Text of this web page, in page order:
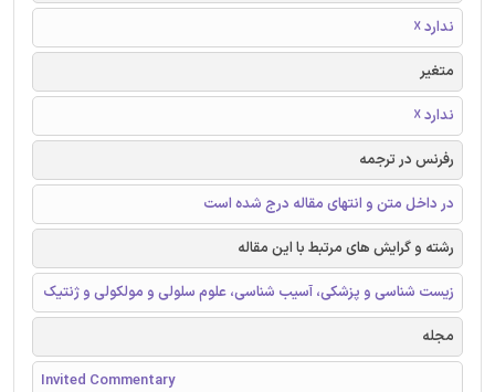
ندارد ☓
متغیر
ندارد ☓
رفرنس در ترجمه
در داخل متن و انتهای مقاله درج شده است
رشته و گرایش های مرتبط با این مقاله
زیست شناسی و پزشکی، آسیب شناسی، علوم سلولی و مولکولی و ژنتیک
مجله
Invited Commentary